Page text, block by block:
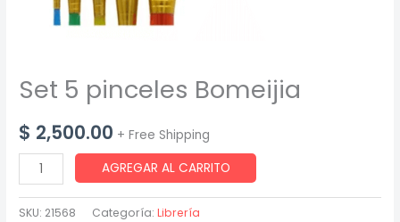
Set 5 pinceles Bomeijia
$ 2,500.00 + Free Shipping
5
pinceles
AGREGAR AL CARRITO
SKU: 21568 Categoría:Librería